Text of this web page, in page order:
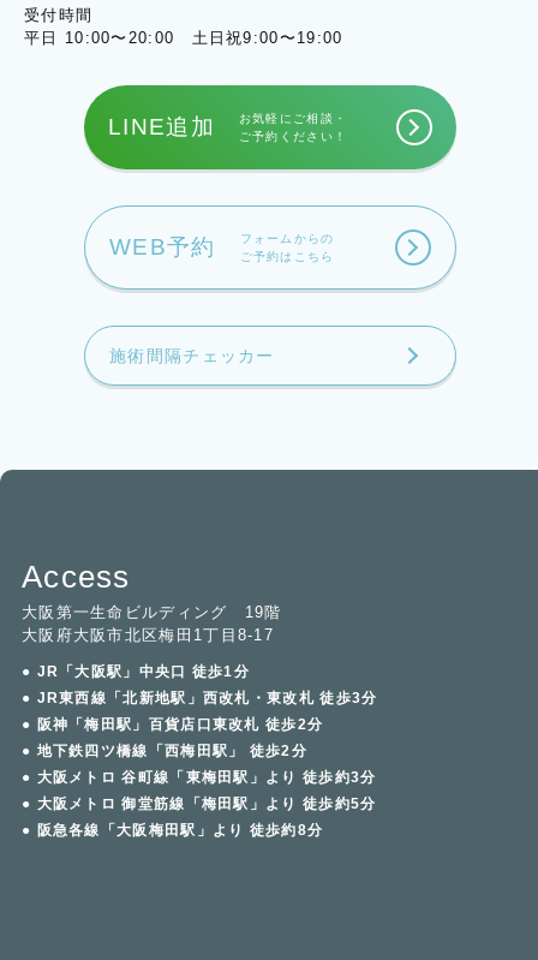
受付時間
平日 10:00〜20:00 土日祝9:00〜19:00
LINE追加
お気軽にご相談・
ご予約ください！
WEB予約
フォームからの
ご予約はこちら
施術間隔チェッカー
Access
大阪第一生命ビルディング 19階
大阪府大阪市北区梅田1丁目8-17
● JR「大阪駅」中央口 徒歩1分
● JR東西線「北新地駅」西改札・東改札 徒歩3分
● 阪神「梅田駅」百貨店口東改札 徒歩2分
● 地下鉄四ツ橋線「西梅田駅」 徒歩2分
● 大阪メトロ 谷町線「東梅田駅」より 徒歩約3分
● 大阪メトロ 御堂筋線「梅田駅」より 徒歩約5分
● 阪急各線「大阪梅田駅」より 徒歩約8分